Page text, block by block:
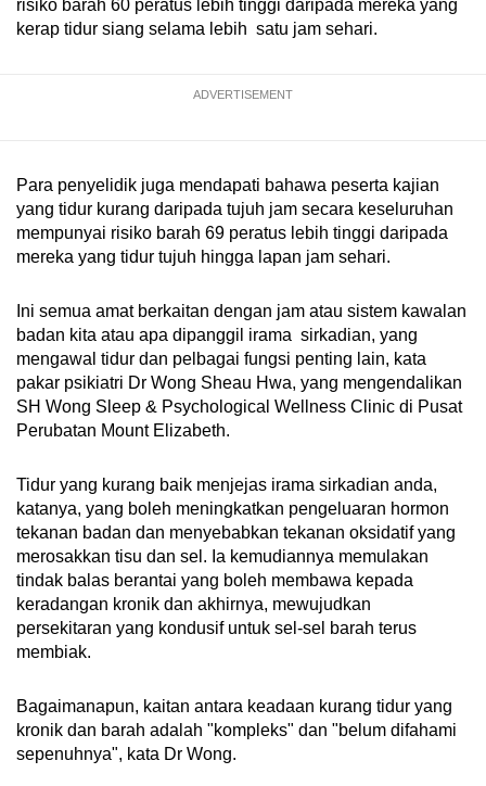
risiko barah 60 peratus lebih tinggi daripada mereka yang
kerap tidur siang selama lebih satu jam sehari.
ADVERTISEMENT
Para penyelidik juga mendapati bahawa peserta kajian
yang tidur kurang daripada tujuh jam secara keseluruhan
mempunyai risiko barah 69 peratus lebih tinggi daripada
mereka yang tidur tujuh hingga lapan jam sehari.
Ini semua amat berkaitan dengan jam atau sistem kawalan
badan kita atau apa dipanggil irama sirkadian, yang
mengawal tidur dan pelbagai fungsi penting lain, kata
pakar psikiatri Dr Wong Sheau Hwa, yang mengendalikan
SH Wong Sleep & Psychological Wellness Clinic di Pusat
Perubatan Mount Elizabeth.
Tidur yang kurang baik menjejas irama sirkadian anda,
katanya, yang boleh meningkatkan pengeluaran hormon
tekanan badan dan menyebabkan tekanan oksidatif yang
merosakkan tisu dan sel. Ia kemudiannya memulakan
tindak balas berantai yang boleh membawa kepada
keradangan kronik dan akhirnya, mewujudkan
persekitaran yang kondusif untuk sel-sel barah terus
membiak.
Bagaimanapun, kaitan antara keadaan kurang tidur yang
kronik dan barah adalah "kompleks" dan "belum difahami
sepenuhnya", kata Dr Wong.